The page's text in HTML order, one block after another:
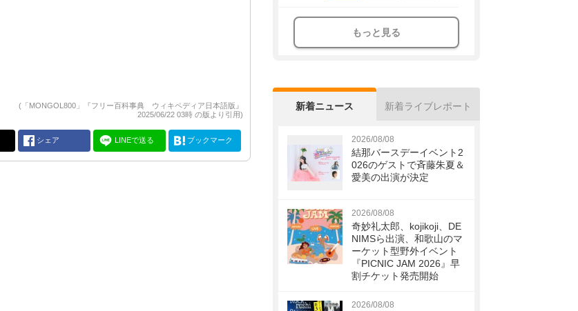
(「MONGOL800」『フリー百科事典 ウィキペディア日本語版』
2025/06/22 03時 の版より引用)
シェア LINEで送る ブックマーク
もっと見る
新着ニュース 新着ライブレポート
2026/08/08
結那バースデーイベント2
026のゲストで斉藤朱夏＆
愛美の出演が決定
2026/08/08
奇妙礼太郎、kojikoji、DE
NIMSら出演、和歌山のマ
ーケット型野外イベント
『PICNIC JAM 2026』早
割チケット発売開始
2026/08/08